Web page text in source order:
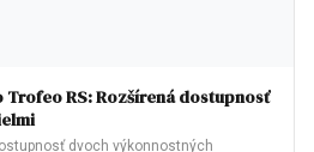
Trofeo RS: Rozšírená dostupnosť
dvoch výkonnostných